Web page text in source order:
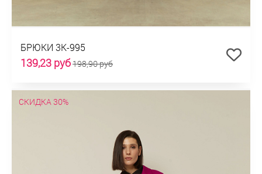
БРЮКИ 3К-995
139,23 руб198,90 руб
СКИДКА 30%